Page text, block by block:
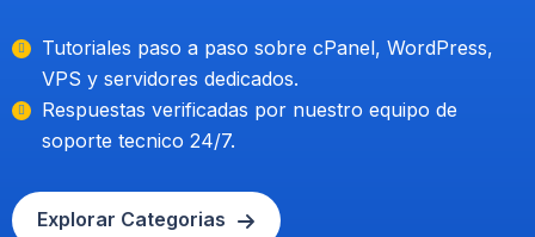
Tutoriales paso a paso sobre cPanel, WordPress,
VPS y servidores dedicados.
Respuestas verificadas por nuestro equipo de
soporte tecnico 24/7.
Explorar Categorias